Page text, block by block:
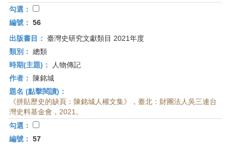
勾選：
編號： 56
出版書目： 臺灣史研究文獻類目 2021年度
類別： 總類
時期(主題)：
人物傳記
作者：
陳銘城
題名 (點擊閱讀)：
《拼貼歷史的缺頁：陳銘城人權文集》，臺北：財團法人吳三連台
灣史料基金會，2021。
勾選：
編號： 57